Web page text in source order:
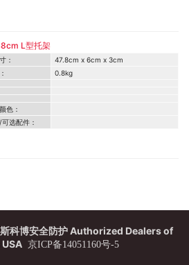
L型托架
：
47.8cm x 6cm x 3cm
0.8kg
色：
选配件：
斯科博安全防护 Authorized Dealers of
京ICP备14051160号-5